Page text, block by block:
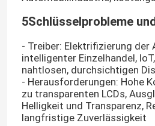
5Schlüsselprobleme
- Treiber: Elektrifizierung
intelligenter Einzelhandel,
nahtlosen, durchsichtigen
- Herausforderungen: Hohe
zu transparenten LCDs,
Helligkeit und Transparenz,
langfristige Zuverlässigkeit